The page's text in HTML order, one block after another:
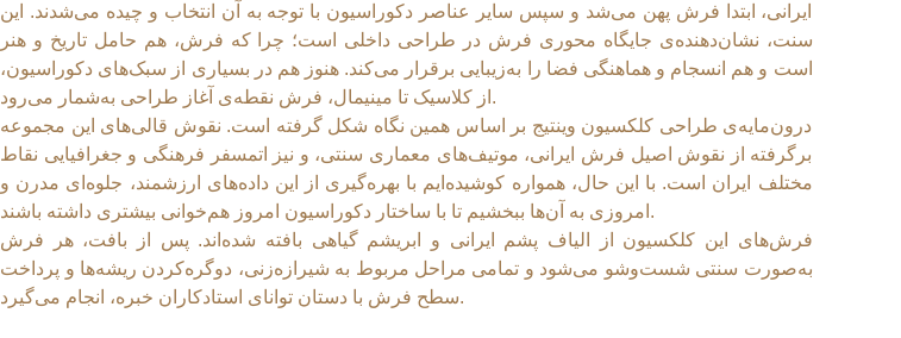
ایرانی، ابتدا فرش پهن می‌شد و سپس سایر عناصر دکوراسیون با توجه به آن انتخاب و چیده می‌شدند. این
سنت، نشان‌دهنده‌ی جایگاه محوری فرش در طراحی داخلی است؛ چرا که فرش، هم حامل تاریخ و هنر
است و هم انسجام و هماهنگی فضا را به‌زیبایی برقرار می‌کند. هنوز هم در بسیاری از سبک‌های دکوراسیون،
از کلاسیک تا مینیمال، فرش نقطه‌ی آغاز طراحی به‌شمار می‌رود.
درون‌مایه‌ی طراحی کلکسیون وینتیج بر اساس همین نگاه شکل گرفته است. نقوش قالی‌های این مجموعه
برگرفته از نقوش اصیل فرش ایرانی، موتیف‌های معماری سنتی، و نیز اتمسفر فرهنگی و جغرافیایی نقاط
مختلف ایران است. با این حال، همواره کوشیده‌ایم با بهره‌گیری از این داده‌های ارزشمند، جلوه‌ای مدرن و
امروزی به آن‌ها ببخشیم تا با ساختار دکوراسیون امروز هم‌خوانی بیشتری داشته باشند.
فرش‌های این کلکسیون از الیاف پشم ایرانی و ابریشم گیاهی بافته شده‌اند. پس از بافت، هر فرش
به‌صورت سنتی شست‌وشو می‌شود و تمامی مراحل مربوط به شیرازه‌زنی، دوگره‌کردن ریشه‌ها و پرداخت
سطح فرش با دستان توانای استادکاران خبره، انجام می‌گیرد.